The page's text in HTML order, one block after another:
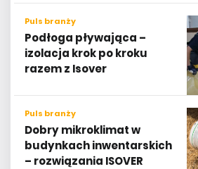
Puls branży
Podłoga pływająca –
izolacja krok po kroku
razem z Isover
Puls branży
Dobry mikroklimat w
budynkach inwentarskich
– rozwiązania ISOVER